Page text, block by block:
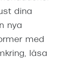
dina
nya
med
läsa